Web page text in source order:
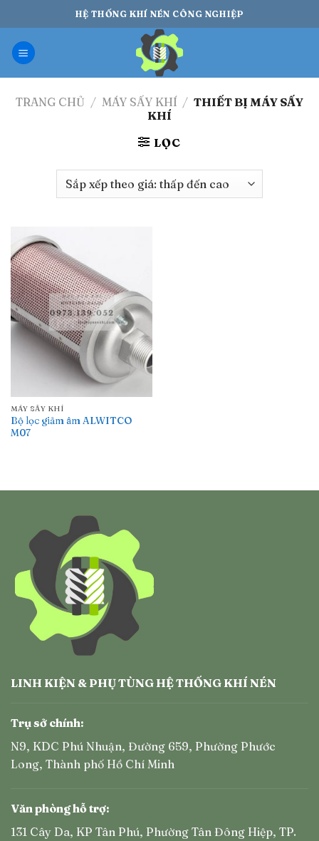
qua
nội
dung
HỆ THỐNG KHÍ NÉN CÔNG NGHIỆP
TRANG CHỦ / MÁY SẤY KHÍ / THIẾT BỊ MÁY SẤY
KHÍ
LỌC
MÁY SẤY KHÍ
Bộ lọc giảm âm ALWITCO
M07
LINH KIỆN & PHỤ TÙNG HỆ THỐNG KHÍ NÉN
Trụ sở chính:
N9, KDC Phú Nhuận, Đường 659, Phường Phước
Long, Thành phố Hồ Chí Minh
Văn phòng hỗ trợ:
131 Cây Da, KP Tân Phú, Phường Tân Đông Hiệp, TP.